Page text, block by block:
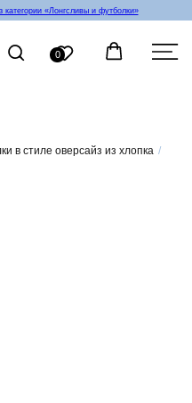
категории «‎Лонгсливы и футболки»
в стиле оверсайз из хлопка /